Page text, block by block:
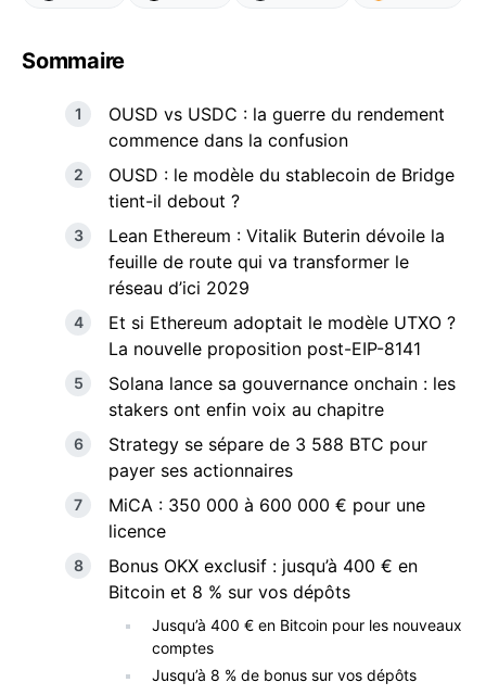
Sommaire
OUSD vs USDC : la guerre du rendement
commence dans la confusion
OUSD : le modèle du stablecoin de Bridge
tient-il debout ?
Lean Ethereum : Vitalik Buterin dévoile la
feuille de route qui va transformer le
réseau d’ici 2029
Et si Ethereum adoptait le modèle UTXO ?
La nouvelle proposition post-EIP-8141
Solana lance sa gouvernance onchain : les
stakers ont enfin voix au chapitre
Strategy se sépare de 3 588 BTC pour
payer ses actionnaires
MiCA : 350 000 à 600 000 € pour une
licence
Bonus OKX exclusif : jusqu’à 400 € en
Bitcoin et 8 % sur vos dépôts
Jusqu’à 400 € en Bitcoin pour les nouveaux
comptes
Jusqu’à 8 % de bonus sur vos dépôts